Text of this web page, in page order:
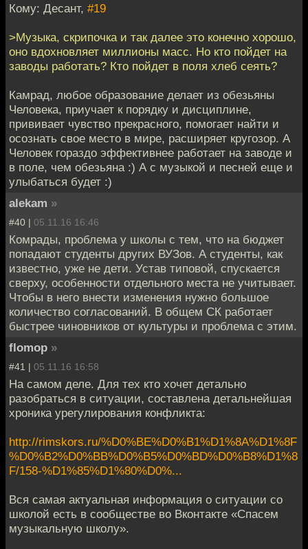
Кому: Десант, #19
>Музыка, скрипочка и так далее это конечно хорошо,
оно вдохновляет миллионы масс. Но кто пойдет на
заводы работать? Кто пойдет в поля хлеб сеять?
Камрад, любое образование делает из обезьяны
Человека, приучает к порядку и дисциплине,
прививает чувство прекрасного, помогает найти и
осознать свое место в мире, расширяет кругозор. А
Человек гораздо эффективнее работает на заводе и
в поле, чем обезьяна :) А с музыкой и песней еще и
улыбаться будет :)
alekam »
#40 | 05.11.16 16:46
Комрады, проблема у школы с тем, что на бюджет
попадают студенты других ВУЗов. А студенты, как
известно, уже не дети. Устав типовой, спускается
сверху, особенности отдельного места не учитывает.
Чтобы в него внести изменения нужно большое
количество согласований. В общем СК работает
быстрее чиновников от культуры и проблема с этим.
flomop »
#41 | 05.11.16 16:58
На самом деле. Для тех кто хочет детально
разобраться в ситуации, составлена детальнейшая
хроника урегулирования конфликта:
http://rimskors.ru/%D0%BE%D0%B1%D1%8A%D1%8F
%D0%B2%D0%BB%D0%B5%D0%BD%D0%B8%D1%8
F/158-%D1%85%D1%80%D0%...
Вся самая актуальная информация о ситуации со
школой есть в сообществе во Вконтакте «Спасем
музыкальную школу».